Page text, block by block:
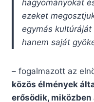
hagyományokat
ezeket
egymás
hanem saját
– fogalmazott az
közös élmények
erősödik,